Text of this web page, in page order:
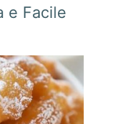
e Facile